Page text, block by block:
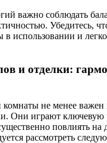
важно соблюдать
Убедитесь,
использовании и легко
и отделки:
не менее важен
Они играют ключевую
повлиять на
рассмотреть